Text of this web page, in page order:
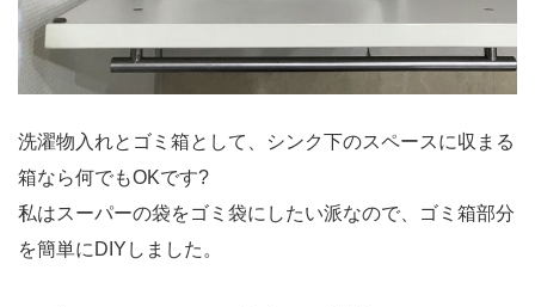
洗濯物入れとゴミ箱として、シンク下のスペースに収まる
箱なら何でもOKです?
私はスーパーの袋をゴミ袋にしたい派なので、ゴミ箱部分
を簡単にDIYしました。